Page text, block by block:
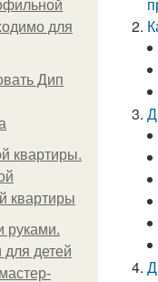
для
Дип
квартиры.
квартиры
руками.
детей